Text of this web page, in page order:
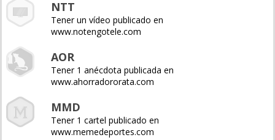
NTT
Tener un vídeo publicado en
www.notengotele.com
AOR
Tener 1 anécdota publicada en
www.ahorradororata.com
MMD
Tener 1 cartel publicado en
www.memedeportes.com